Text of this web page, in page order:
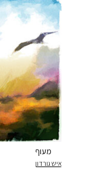
מעוף
איש גורדון